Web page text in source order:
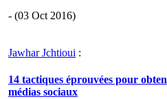
- (03 Oct 2016)
Jawhar Jchtioui :
14 tactiques éprouvées pour
médias sociaux